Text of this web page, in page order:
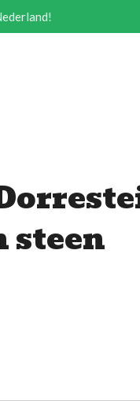
steen